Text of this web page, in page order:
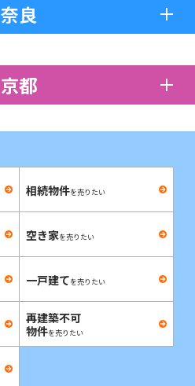
奈良
京都
相続物件を売りたい
空き家を売りたい
一戸建てを売りたい
再建築不可
物件を売りたい